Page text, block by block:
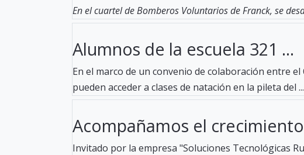
En el cuartel de Bomberos Voluntarios de Franck, se
Alumnos de la escuela 321 ...
En el marco de un convenio de colaboración entre
pueden acceder a clases de natación en la pileta del ...
Acompañamos el
Invitado por la empresa "Soluciones Tecnológicas